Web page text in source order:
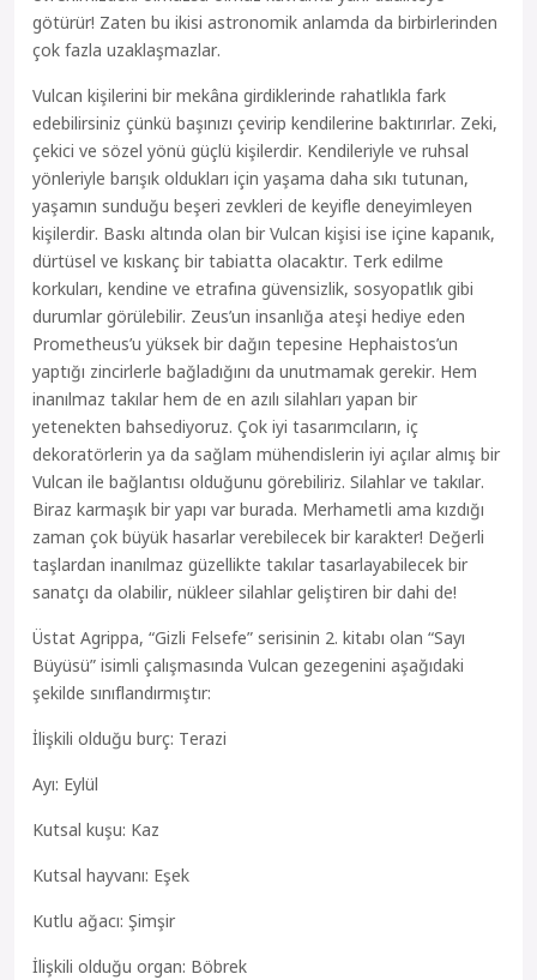
götürür! Zaten bu ikisi astronomik anlamda da birbirlerinden
çok fazla uzaklaşmazlar.
Vulcan kişilerini bir mekâna girdiklerinde rahatlıkla fark
edebilirsiniz çünkü başınızı çevirip kendilerine baktırırlar. Zeki,
çekici ve sözel yönü güçlü kişilerdir. Kendileriyle ve ruhsal
yönleriyle barışık oldukları için yaşama daha sıkı tutunan,
yaşamın sunduğu beşeri zevkleri de keyifle deneyimleyen
kişilerdir. Baskı altında olan bir Vulcan kişisi ise içine kapanık,
dürtüsel ve kıskanç bir tabiatta olacaktır. Terk edilme
korkuları, kendine ve etrafına güvensizlik, sosyopatlık gibi
durumlar görülebilir. Zeus’un insanlığa ateşi hediye eden
Prometheus’u yüksek bir dağın tepesine Hephaistos’un
yaptığı zincirlerle bağladığını da unutmamak gerekir. Hem
inanılmaz takılar hem de en azılı silahları yapan bir
yetenekten bahsediyoruz. Çok iyi tasarımcıların, iç
dekoratörlerin ya da sağlam mühendislerin iyi açılar almış bir
Vulcan ile bağlantısı olduğunu görebiliriz. Silahlar ve takılar.
Biraz karmaşık bir yapı var burada. Merhametli ama kızdığı
zaman çok büyük hasarlar verebilecek bir karakter! Değerli
taşlardan inanılmaz güzellikte takılar tasarlayabilecek bir
sanatçı da olabilir, nükleer silahlar geliştiren bir dahi de!
Üstat Agrippa, “Gizli Felsefe” serisinin 2. kitabı olan “Sayı
Büyüsü” isimli çalışmasında Vulcan gezegenini aşağıdaki
şekilde sınıflandırmıştır:
İlişkili olduğu burç: Terazi
Ayı: Eylül
Kutsal kuşu: Kaz
Kutsal hayvanı: Eşek
Kutlu ağacı: Şimşir
İlişkili olduğu organ: Böbrek